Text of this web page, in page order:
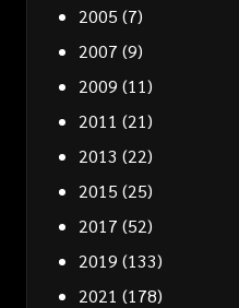
2005 (7)
2007 (9)
2009 (11)
2011 (21)
2013 (22)
2015 (25)
2017 (52)
2019 (133)
2021 (178)